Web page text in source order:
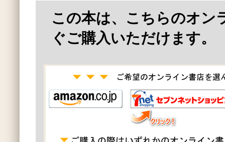
この本は、こちらのオン
ぐご購入いただけます。